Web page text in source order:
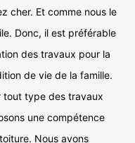
cher. Et comme nous le
Donc, il est préférable
des travaux pour la
de vie de la famille.
tout type des travaux
une compétence
Nous avons